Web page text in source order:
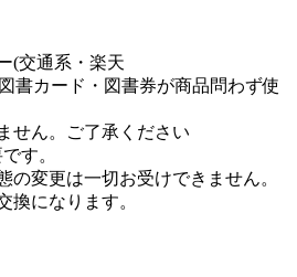
(交通系・楽天
書カード・図書券が商品問わず使
せん。ご了承ください
す。
の変更は一切お受けできません。
換になります。